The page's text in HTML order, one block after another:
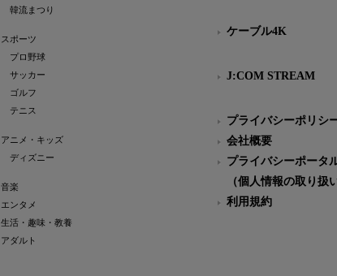
韓流まつり
スポーツ
プロ野球
サッカー
ゴルフ
テニス
アニメ・キッズ
ディズニー
音楽
エンタメ
生活・趣味・教養
アダルト
ケーブル4K
J:COM STREAM
プライバシーポリシ
会社概要
プライバシーポータ
（個人情報の取り扱
利用規約